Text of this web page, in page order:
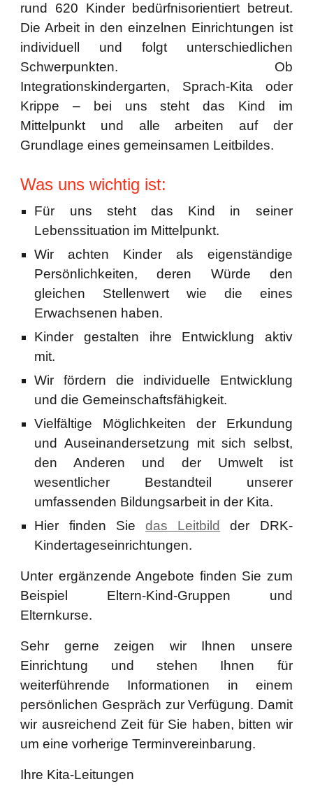
rund 620 Kinder bedürfnisorientiert betreut.
Die Arbeit in den einzelnen Einrichtungen ist
individuell und folgt unterschiedlichen
Schwerpunkten. Ob
Integrationskindergarten, Sprach-Kita oder
Krippe – bei uns steht das Kind im
Mittelpunkt und alle arbeiten auf der
Grundlage eines gemeinsamen Leitbildes.
Was uns wichtig ist:
Für uns steht das Kind in seiner
Lebenssituation im Mittelpunkt.
Wir achten Kinder als eigenständige
Persönlichkeiten, deren Würde den
gleichen Stellenwert wie die eines
Erwachsenen haben.
Kinder gestalten ihre Entwicklung aktiv
mit.
Wir fördern die individuelle Entwicklung
und die Gemeinschaftsfähigkeit.
Vielfältige Möglichkeiten der Erkundung
und Auseinandersetzung mit sich selbst,
den Anderen und der Umwelt ist
wesentlicher Bestandteil unserer
umfassenden Bildungsarbeit in der Kita.
Hier finden Sie das Leitbild
der DRK-
Kindertageseinrichtungen.
Unter ergänzende Angebote finden Sie zum
Beispiel Eltern-Kind-Gruppen und
Elternkurse.
Sehr gerne zeigen wir Ihnen unsere
Einrichtung und stehen Ihnen für
weiterführende Informationen in einem
persönlichen Gespräch zur Verfügung. Damit
wir ausreichend Zeit für Sie haben, bitten wir
um eine vorherige Terminvereinbarung.
Ihre Kita-Leitungen